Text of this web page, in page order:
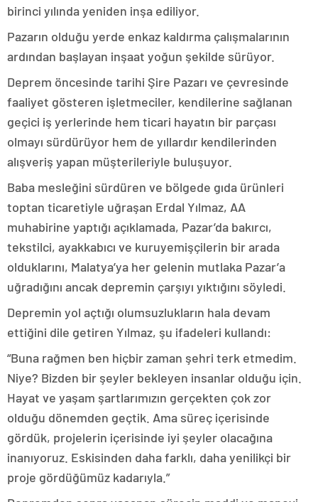
birinci yılında yeniden inşa ediliyor.
Pazarın olduğu yerde enkaz kaldırma çalışmalarının
ardından başlayan inşaat yoğun şekilde sürüyor.
Deprem öncesinde tarihi Şire Pazarı ve çevresinde
faaliyet gösteren işletmeciler, kendilerine sağlanan
geçici iş yerlerinde hem ticari hayatın bir parçası
olmayı sürdürüyor hem de yıllardır kendilerinden
alışveriş yapan müşterileriyle buluşuyor.
Baba mesleğini sürdüren ve bölgede gıda ürünleri
toptan ticaretiyle uğraşan Erdal Yılmaz, AA
muhabirine yaptığı açıklamada, Pazar’da bakırcı,
tekstilci, ayakkabıcı ve kuruyemişçilerin bir arada
olduklarını, Malatya’ya her gelenin mutlaka Pazar’a
uğradığını ancak depremin çarşıyı yıktığını söyledi.
Depremin yol açtığı olumsuzlukların hala devam
ettiğini dile getiren Yılmaz, şu ifadeleri kullandı:
“Buna rağmen ben hiçbir zaman şehri terk etmedim.
Niye? Bizden bir şeyler bekleyen insanlar olduğu için.
Hayat ve yaşam şartlarımızın gerçekten çok zor
olduğu dönemden geçtik. Ama süreç içerisinde
gördük, projelerin içerisinde iyi şeyler olacağına
inanıyoruz. Eskisinden daha farklı, daha yenilikçi bir
proje gördüğümüz kadarıyla.”